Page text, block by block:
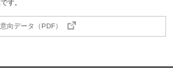
す。
向データ（PDF）